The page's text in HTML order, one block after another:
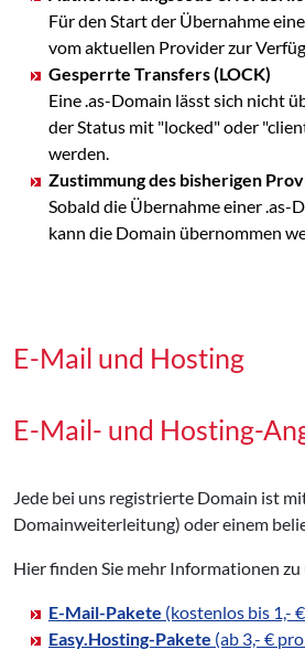
Für den Start der Übernahme
vom aktuellen Provider zur
Gesperrte Transfers (LOCK)
Eine .as-Domain lässt sich nicht
der Status mit "locked" oder
werden.
Zustimmung des bisherigen
Sobald die Übernahme einer
kann die Domain übernommen
E-Mail und Hosting
E-Mail- und Hosting-
Jede bei uns registrierte Domain ist
Domainweiterleitung) oder einem
Hier finden Sie mehr Informationen zu
E-Mail-Pakete (kostenlos bis 1,-
Easy.Hosting-Pakete (ab 3,- €